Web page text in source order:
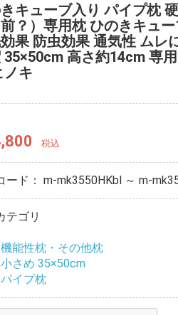
キューブ入り パイプ枕
？）専用枕 ひのきキュ
果 防虫効果 通気性 ムレ
35×50cm 高さ約14cm 専
ノキ
税込
ード： m-mk3550HKbl ～ m-
テゴリ
機能性枕・その他枕
小さめ 35×50cm
パイプ枕